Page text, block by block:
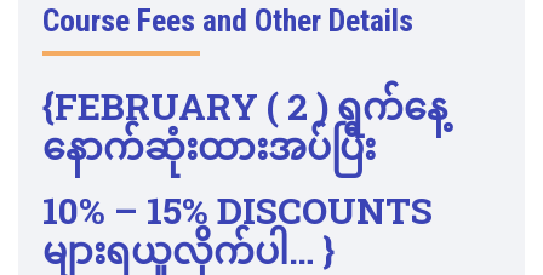
Course Fees and Other Details
{FEBRUARY ( 2 ) ရက်နေ့
နောက်ဆုံးထားအပ်ပြီး
10% – 15% DISCOUNTS
များရယူလိုက်ပါ… }